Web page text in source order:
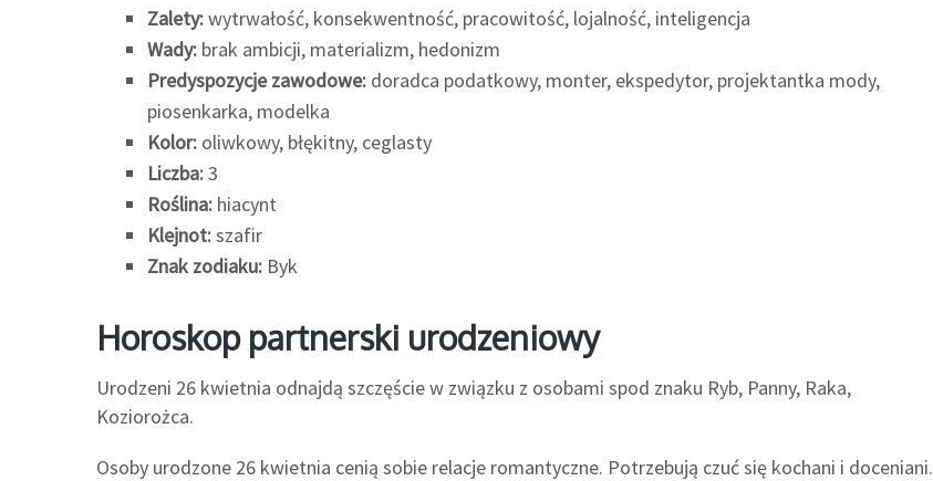
Zalety:wytrwałość, konsekwentność, pracowitość, lojalność, inteligencja
Wady: brak ambicji, materializm, hedonizm
Predyspozycje zawodowe: doradca podatkowy, monter, ekspedytor, projektantka mody,
piosenkarka, modelka
Kolor: oliwkowy, błękitny, ceglasty
Liczba:3
Roślina: hiacynt
Klejnot:szafir
Znak zodiaku: Byk
Horoskop partnerski urodzeniowy
Urodzeni 26 kwietnia odnajdą szczęście w związku z osobami spod znaku Ryb, Panny, Raka,
Koziorożca.
Osoby urodzone 26 kwietnia cenią sobie relacje romantyczne. Potrzebują czuć się kochani i doceniani.